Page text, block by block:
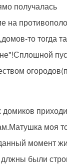
получалась
на
то тогда
моя
момент
были